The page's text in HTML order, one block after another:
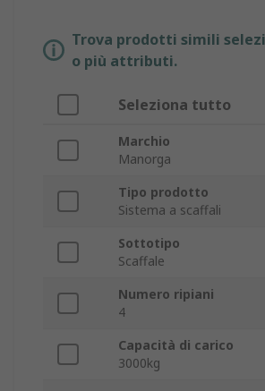
Trova prodotti simili
o più attributi.
Seleziona tutto
Marchio
Manorga
Tipo prodotto
Sistema a scaffali
Sottotipo
Scaffale
Numero ripiani
4
Capacità di carico
3000kg